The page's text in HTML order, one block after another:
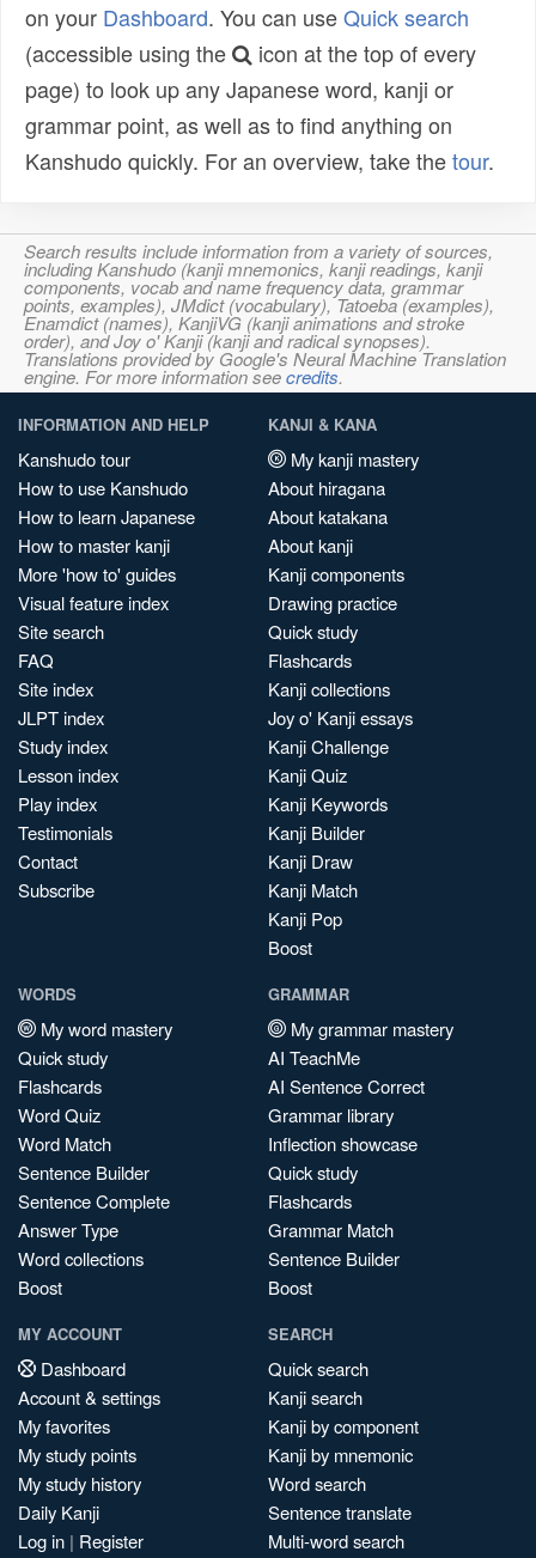
on your Dashboard. You can useQuick search
(accessible using the
icon at the top of every
page) to look up any Japanese word, kanji or
grammar point, as well as to find anything on
Kanshudo quickly. For an overview, take thetour.
Search results include information from a variety of sources,
including Kanshudo (kanji mnemonics, kanji readings, kanji
components, vocab and name frequency data, grammar
points, examples), JMdict (vocabulary), Tatoeba (examples),
Enamdict (names), KanjiVG (kanji animations and stroke
order), and Joy o' Kanji (kanji and radical synopses).
Translations provided by Google's Neural Machine Translation
engine. For more information seecredits.
INFORMATION AND HELP
Kanshudo tour
How to use Kanshudo
How to learn Japanese
How to master kanji
More 'how to' guides
Visual feature index
Site search
FAQ
Site index
JLPT index
Study index
Lesson index
Play index
Testimonials
Contact
Subscribe
KANJI & KANA
My kanji mastery
About hiragana
About katakana
About kanji
Kanji components
Drawing practice
Quick study
Flashcards
Kanji collections
Joy o' Kanji essays
Kanji Challenge
Kanji Quiz
Kanji Keywords
Kanji Builder
Kanji Draw
Kanji Match
Kanji Pop
Boost
WORDS
My word mastery
Quick study
Flashcards
Word Quiz
Word Match
Sentence Builder
Sentence Complete
Answer Type
Word collections
Boost
GRAMMAR
My grammar mastery
AI TeachMe
AI Sentence Correct
Grammar library
Inflection showcase
Quick study
Flashcards
Grammar Match
Sentence Builder
Boost
MY ACCOUNT
Dashboard
Account & settings
My favorites
My study points
My study history
Daily Kanji
Log in | Register
SEARCH
Quick search
Kanji search
Kanji by component
Kanji by mnemonic
Word search
Sentence translate
Multi-word search